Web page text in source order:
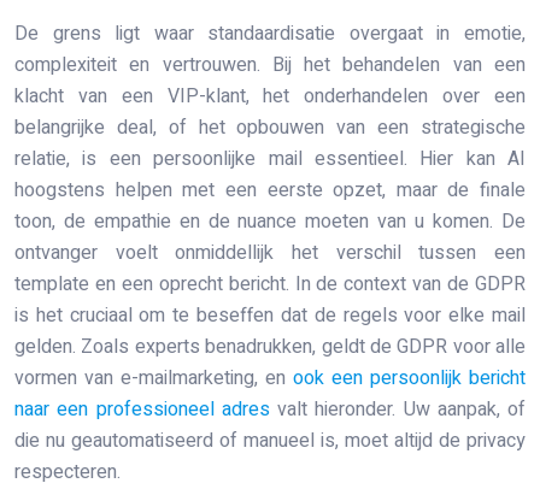
De grens ligt waar standaardisatie overgaat in emotie,
complexiteit en vertrouwen. Bij het behandelen van een
klacht van een VIP-klant, het onderhandelen over een
belangrijke deal, of het opbouwen van een strategische
relatie, is een persoonlijke mail essentieel. Hier kan AI
hoogstens helpen met een eerste opzet, maar de finale
toon, de empathie en de nuance moeten van u komen. De
ontvanger voelt onmiddellijk het verschil tussen een
template en een oprecht bericht. In de context van de GDPR
is het cruciaal om te beseffen dat de regels voor elke mail
gelden. Zoals experts benadrukken, geldt de GDPR voor alle
vormen van e-mailmarketing, en ook een persoonlijk bericht
naar een professioneel adresvalt hieronder. Uw aanpak, of
die nu geautomatiseerd of manueel is, moet altijd de privacy
respecteren.